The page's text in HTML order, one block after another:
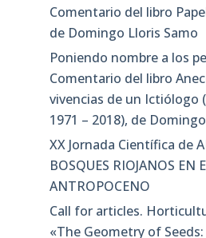
Comentario del libro
de Domingo Lloris Samo
Poniendo nombre a los
Comentario del libro
vivencias de un Ictiólogo
1971 – 2018), de
XX Jornada Científica de
BOSQUES RIOJANOS EN
ANTROPOCENO
Call for articles.
«The Geometry of Seeds: